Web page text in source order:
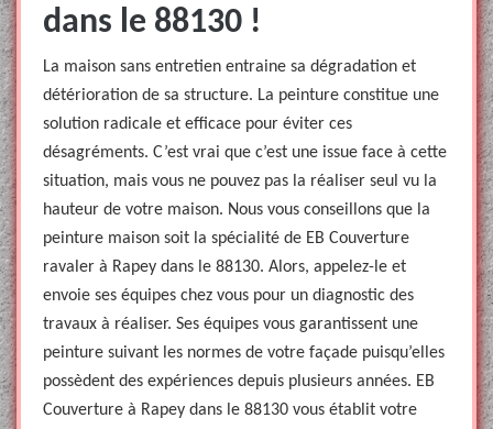
dans le 88130 !
La maison sans entretien entraine sa dégradation et
détérioration de sa structure. La peinture constitue une
solution radicale et efficace pour éviter ces
désagréments. C’est vrai que c’est une issue face à cette
situation, mais vous ne pouvez pas la réaliser seul vu la
hauteur de votre maison. Nous vous conseillons que la
peinture maison soit la spécialité de EB Couverture
ravaler à Rapey dans le 88130. Alors, appelez-le et
envoie ses équipes chez vous pour un diagnostic des
travaux à réaliser. Ses équipes vous garantissent une
peinture suivant les normes de votre façade puisqu’elles
possèdent des expériences depuis plusieurs années. EB
Couverture à Rapey dans le 88130 vous établit votre